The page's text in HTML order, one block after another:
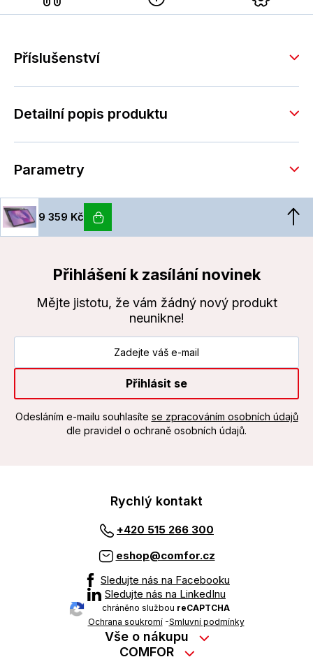
Příslušenství
Detailní popis produktu
Parametry
9 359 Kč
Přihlášení k zasílání novinek
Mějte jistotu, že vám žádný nový produkt
neunikne!
Přihlásit se
Odesláním e-mailu souhlasíte se zpracováním osobních údajů
dle pravidel o ochraně osobních údajů.
Rychlý kontakt
+420 515 266 300
eshop@comfor.cz
Sledujte nás na Facebooku
Sledujte nás na LinkedInu
chráněno službou reCAPTCHA
Ochrana soukromí-Smluvní podmínky
Vše o nákupu
Nákup na splátky
COMFOR